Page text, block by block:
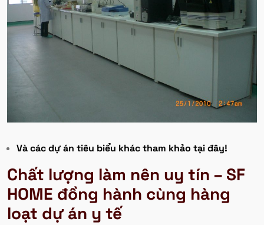
Và các dự án tiêu biểu khác tham khảo tại đây!
Chất lượng làm nên uy tín – SF
HOME đồng hành cùng hàng
loạt dự án y tế